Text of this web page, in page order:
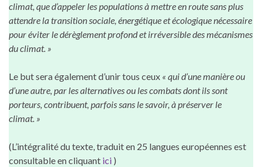
climat, que d’appeler les populations à mettre en route sans plus
attendre la transition sociale, énergétique et écologique nécessaire
pour éviter le dérèglement profond et irréversible des mécanismes
du climat. »
Le but sera également d’unir tous ceux « qui d’une manière ou
d’une autre, par les alternatives ou les combats dont ils sont
porteurs, contribuent, parfois sans le savoir, à préserver le
climat. »
(L’intégralité du texte, traduit en 25 langues européennes est
consultable en cliquant ici )